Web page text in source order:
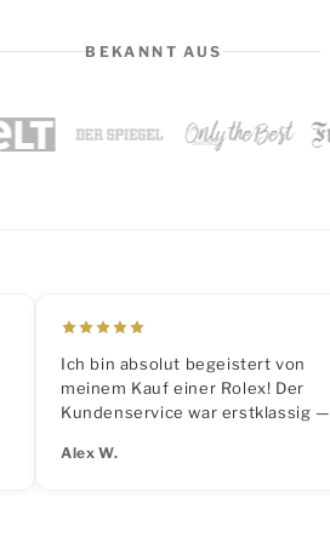
BEKANNT AUS
Ich bin absolut begeistert von
meinem Kauf einer Rolex! Der
Kundenservice war erstklassig —
erreichbar.
Alex W.